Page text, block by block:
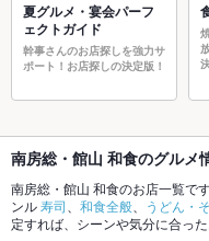
夏グルメ・宴会パーフ
ェクトガイド
幹事さんのお店探しを強力サ
ポート！お店探しの決定版！
南房総・館山 和食のグルメ
南房総・館山 和食のお店一覧で
ンル寿司 和食全般 うどん・
定すれば、シーンや気分に合っ